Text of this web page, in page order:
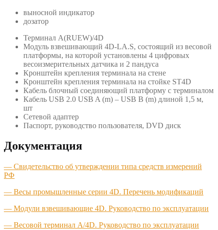
выносной индикатор
дозатор
Терминал A(RUEW)/4D
Модуль взвешивающий 4D-LA.S, состоящий из весовой
платформы, на которой установлены 4 цифровых
весоизмерительных датчика и 2 пандуса
Кронштейн крепления терминала на стене
Кронштейн крепления терминала на стойке ST4D
Кабель блочный соединяющий платформу с терминалом
Кабель USB 2.0 USB A (m) – USB B (m) длиной 1,5 м,
шт
Сетевой адаптер
Паспорт, руководство пользователя, DVD диск
Документация
— Свидетельство об утверждении типа средств измерений
РФ
— Весы промышленные серии 4D. Перечень модификаций
— Модули взвешивающие 4D. Руководство по эксплуатации
— Весовой терминал A/4D. Руководство по эксплуатации